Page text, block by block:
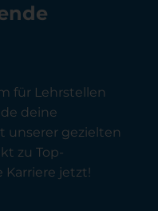
für Lehrstellen
deine
unserer gezielten
zu Top-
Karriere jetzt!